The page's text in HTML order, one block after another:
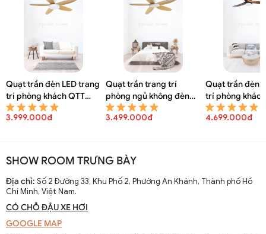
Quạt trần đèn LED trang
trí phòng khách QTT
8150A
3.999.000đ
Quạt trần trang trí
phòng ngủ không đèn
QTT 8148A
3.499.000đ
Quạt trần đèn
trí phòng
8146A
4.699.000đ
SHOW ROOM TRƯNG BÀY
Địa chỉ: Số 2 Đường 33, Khu Phố 2, Phường An Khánh, Thành phố Hồ
Chí Minh, Việt Nam.
CÓ CHỖ ĐẬU XE HƠI
GOOGLE MAP